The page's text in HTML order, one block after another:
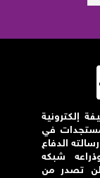
في
الدفاع
شبكه
من